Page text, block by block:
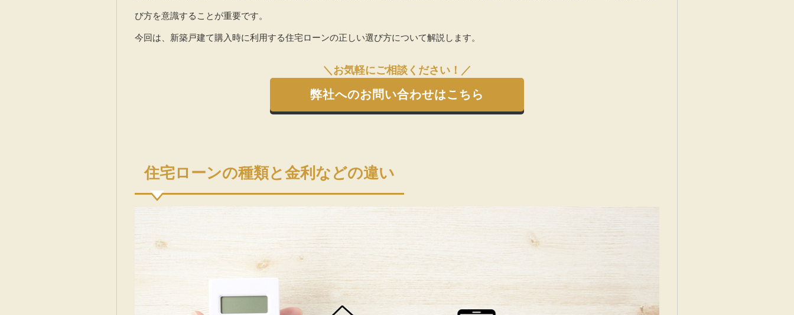
び方を意識することが重要です。
今回は、新築戸建て購入時に利用する住宅ローンの正しい選び方について解説します。
＼お気軽にご相談ください！／
弊社へのお問い合わせはこちら
住宅ローンの種類と金利などの違い